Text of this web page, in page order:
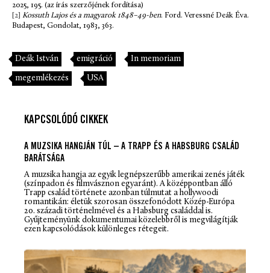
2025, 195. (az írás szerzőjének fordítása)
[2] Kossuth Lajos és a magyarok 1848–49-ben. Ford. Veressné Deák Éva.
Budapest, Gondolat, 1983, 363.
Deák István emigráció In memoriam
megemlékezés USA
KAPCSOLÓDÓ CIKKEK
A MUZSIKA HANGJÁN TÚL – A TRAPP ÉS A HABSBURG CSALÁD
BARÁTSÁGA
A muzsika hangjaaz egyik legnépszerűbb amerikai zenés játék
(színpadon és filmvásznon egyaránt). A középpontban álló
Trapp család története azonban túlmutat a hollywoodi
romantikán: életük szorosan összefonódott Közép-Európa
20. századi történelmével és a Habsburg családdal is.
Gyűjteményünk dokumentumai közelebbről is megvilágítják
ezen kapcsolódások különleges rétegeit.